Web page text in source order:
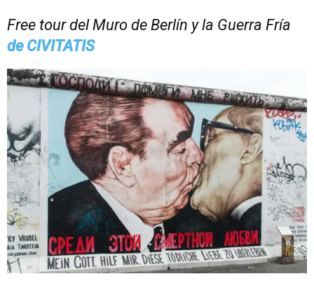
Free tour del Muro de Berlín y la Guerra Fría
de CIVITATIS